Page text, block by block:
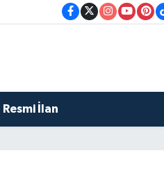
Resmi İlan